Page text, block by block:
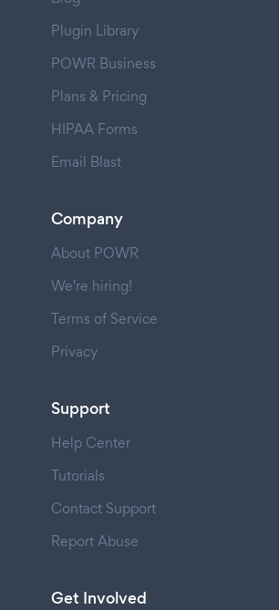
Plugin Library
POWR Business
Plans & Pricing
HIPAA Forms
Email Blast
Company
About POWR
We're hiring!
Terms of Service
Privacy
Support
Help Center
Tutorials
Contact Support
Report Abuse
Get Involved